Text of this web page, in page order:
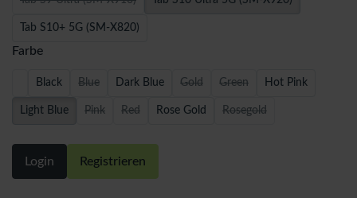
Tab S10+ 5G (SM-X820)
Farbe
Black Blue Dark Blue Gold Green Hot Pink
Light Blue Pink Red Rose Gold Rosegold
Login Registrieren